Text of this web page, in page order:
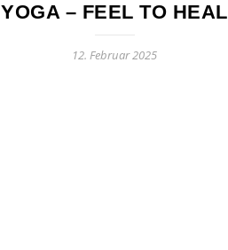
YOGA – FEEL TO HEAL
12. Februar 2025